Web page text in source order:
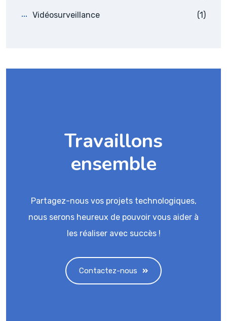
Vidéosurveillance (1)
Travaillons
ensemble
Partagez-nous vos projets technologiques,
nous serons heureux de pouvoir vous aider à
les réaliser avec succès !
Contactez-nous